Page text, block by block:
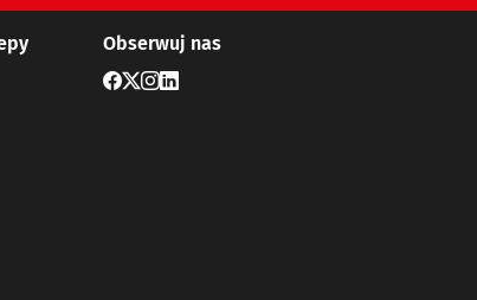
Obserwuj nas